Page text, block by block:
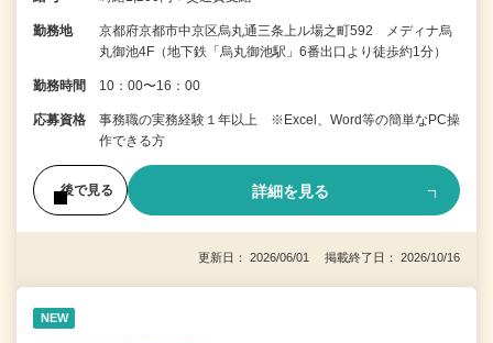
勤務地
京都府京都市中京区烏丸通三条上ル場之町592 メディナ烏
丸御池4F（地下鉄「烏丸御池駅」6番出口より徒歩約1分）
勤務時間 10：00〜16：00
応募資格
事務職の実務経験１年以上 ※Excel、Word等の簡単なPC操
作できる方
後で見る 詳細を見る
更新日： 2026/06/01 掲載終了日： 2026/10/16
NEW